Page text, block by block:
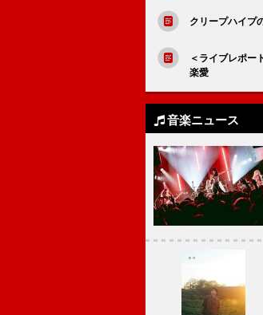
クリープハイプ
＜ライブレポー
楽愛
音楽ニュース